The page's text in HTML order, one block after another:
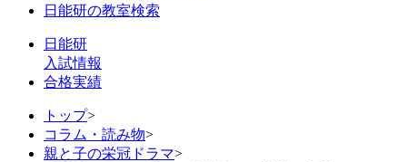
日能研の教室検索
日能研
入試情報
合格実績
トップ>
コラム・読み物>
親と子の栄冠ドラマ>